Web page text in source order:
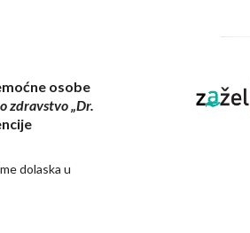
osobe
zdravstvo „Dr.
dolaska u